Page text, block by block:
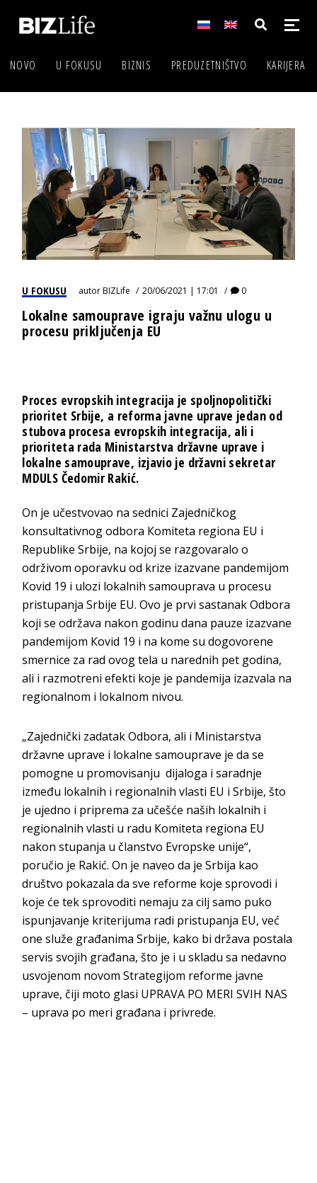
NOVO U FOKUSU BIZNIS PREDUZETNIŠTVO KARIJERA
U FOKUSU autorBIZLife 20/06/2021 | 17:01 0
Lokalne samouprave igraju važnu ulogu u
procesu priključenja EU
Proces evropskih integracija je spoljnopolitički
prioritet Srbije, a reforma javne uprave jedan od
stubova procesa evropskih integracija, ali i
prioriteta rada Ministarstva državne uprave i
lokalne samouprave, izjavio je državni sekretar
MDULS Čedomir Rakić.
On je učestvovao na sednici Zajedničkog
konsultativnog odbora Кomiteta regiona EU i
Republike Srbije, na kojoj se razgovaralo o
održivom oporavku od krize izazvane pandemijom
Кovid 19 i ulozi lokalnih samouprava u procesu
pristupanja Srbije EU. Ovo je prvi sastanak Odbora
koji se održava nakon godinu dana pauze izazvane
pandemijom Кovid 19 i na kome su dogovorene
smernice za rad ovog tela u narednih pet godina,
ali i razmotreni efekti koje je pandemija izazvala na
regionalnom i lokalnom nivou.
„Zajednički zadatak Odbora, ali i Ministarstva
državne uprave i lokalne samouprave je da se
pomogne u promovisanju dijaloga i saradnje
između lokalnih i regionalnih vlasti EU i Srbije, što
je ujedno i priprema za učešće naših lokalnih i
regionalnih vlasti u radu Кomiteta regiona EU
nakon stupanja u članstvo Evropske unije“,
poručio je Rakić. On je naveo da je Srbija kao
društvo pokazala da sve reforme koje sprovodi i
koje će tek sprovoditi nemaju za cilj samo puko
ispunjavanje kriterijuma radi pristupanja EU, već
one služe građanima Srbije, kako bi država postala
servis svojih građana, što je i u skladu sa nedavno
usvojenom novom Strategijom reforme javne
uprave, čiji moto glasi UPRAVA PO MERI SVIH NAS
– uprava po meri građana i privrede.